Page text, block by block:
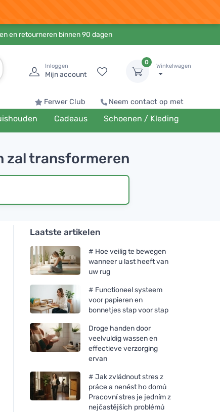
en retourneren binnen 90 dagen
Inloggen
Mijn account
0
Winkelwagen
Ferwer Club Neem contact op met
Cadeaus Schoenen / Kleding
zal transformeren
Laatste artikelen
# Hoe veilig te bewegen
wanneer u last heeft van
uw rug
# Functioneel systeem
voor papieren en
bonnetjes stap voor stap
Droge handen door
veelvuldig wassen en
effectieve verzorging
ervan
# Jak zvládnout stres z
práce a nenést ho domů
Pracovní stres je jedním z
nejčastějších problémů